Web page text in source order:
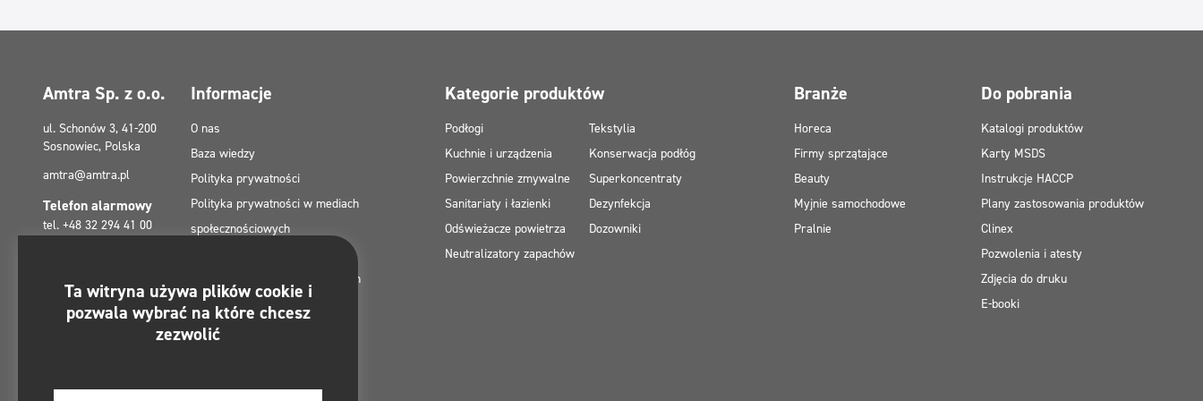
Amtra Sp. z o.o.
ul. Schonów 3, 41-200
Sosnowiec, Polska
amtra@amtra.pl
Telefon alarmowy
tel. +48 32 294 41 00
Znajdziesz nas na:
Informacje
O nas
Baza wiedzy
Polityka prywatności
Polityka prywatności w mediach
społecznościowych
Dotacje z Funduszy Europejskich
Kontakt
Mapa strony
Kategorie produktów
Podłogi
Kuchnie i urządzenia
Powierzchnie zmywalne
Sanitariaty i łazienki
Odświeżacze powietrza
Neutralizatory zapachów
Tekstylia
Konserwacja podłóg
Superkoncentraty
Dezynfekcja
Dozowniki
Branże
Horeca
Firmy sprzątające
Beauty
Myjnie samochodowe
Pralnie
Do pobrania
Katalogi produktów
Karty MSDS
Instrukcje HACCP
Plany zastosowania produktów
Clinex
Pozwolenia i atesty
Zdjęcia do druku
E-booki
Ta witryna używa plików cookie i
pozwala wybrać na które chcesz
zezwolić